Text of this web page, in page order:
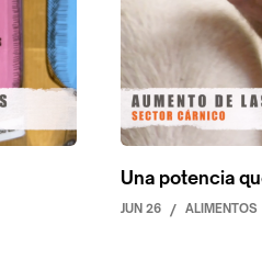
Una potencia
JUN 26 / ALIMENTOS